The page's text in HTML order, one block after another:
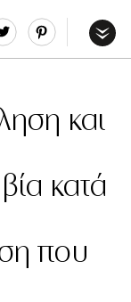
Tweet
και
κατά
που